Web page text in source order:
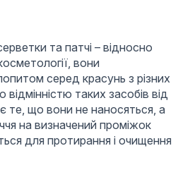
та патчі – відносно
вони
серед красунь з різних
таких засобів від
є те, що вони не наносяться, а
на визначений проміжок
для протирання і очищення